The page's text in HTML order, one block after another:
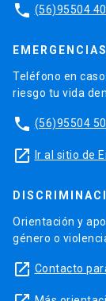
phone (56)95504
Teléfono en
riesgo tu vida
phone (56)95504
launch Ir al sitio de
Orientación y
género o
launch Contacto